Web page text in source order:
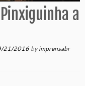
a
21/2016 byimprensabr